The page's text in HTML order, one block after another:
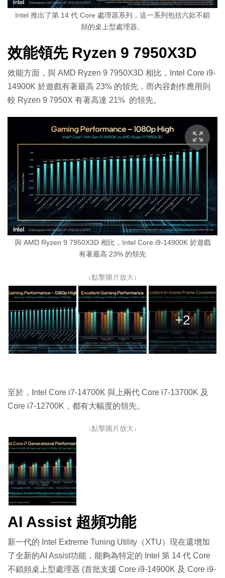
Intel 推出了第 14 代 Core 處理器系列，這一系列包括六款不鎖
頻的桌上型處理器。
效能領先 Ryzen 9 7950X3D
效能方面，與 AMD Ryzen 9 7950X3D 相比，Intel Core i9-
14900K 於遊戲有著最高 23% 的領先，而內容創作應用則
較 Ryzen 9 7950X 有著高達 21% 的領先。
與 AMD Ryzen 9 7950X3D 相比，Intel Core i9-14900K 於遊戲
有著最高 23% 的領先
↓點擊圖片放大↓
+2
至於，Intel Core i7-14700K 與上兩代 Core i7-13700K 及
Core i7-12700K，都有大幅度的領先。
↓點擊圖片放大↓
AI Assist 超頻功能
新一代的 Intel Extreme Tuning Utility（XTU）現在還增加
了全新的AI Assist功能，能夠為特定的 Intel 第 14 代 Core
不鎖頻桌上型處理器 (首批支援 Core i9-14900K 及 Core i9-